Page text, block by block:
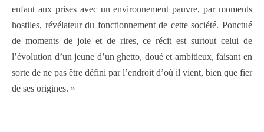
enfant aux prises avec un environnement pauvre, par moments
hostiles, révélateur du fonctionnement de cette société. Ponctué
de moments de joie et de rires, ce récit est surtout celui de
l’évolution d’un jeune d’un ghetto, doué et ambitieux, faisant en
sorte de ne pas être défini par l’endroit d’où il vient, bien que fier
de ses origines. »